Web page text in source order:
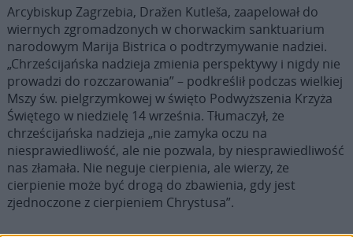
Arcybiskup Zagrzebia, Dražen Kutleša, zaapelował do
wiernych zgromadzonych w chorwackim sanktuarium
narodowym Marija Bistrica o podtrzymywanie nadziei.
„Chrześcijańska nadzieja zmienia perspektywy i nigdy nie
prowadzi do rozczarowania” – podkreślił podczas wielkiej
Mszy św. pielgrzymkowej w święto Podwyższenia Krzyża
Świętego w niedzielę 14 września. Tłumaczył, że
chrześcijańska nadzieja „nie zamyka oczu na
niesprawiedliwość, ale nie pozwala, by niesprawiedliwość
nas złamała. Nie neguje cierpienia, ale wierzy, że
cierpienie może być drogą do zbawienia, gdy jest
zjednoczone z cierpieniem Chrystusa”.